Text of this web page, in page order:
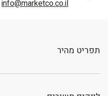
info@marketco.co.il
תפריט מהיר
קטגוריות